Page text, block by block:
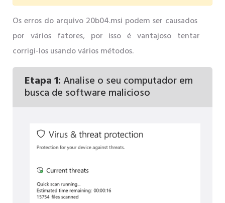
Os erros do arquivo 20b04.msi podem ser causados ​​
por vários fatores, por isso é vantajoso tentar
corrigi-los usando vários métodos.
Etapa 1:Analise o seu computador em
busca de software malicioso